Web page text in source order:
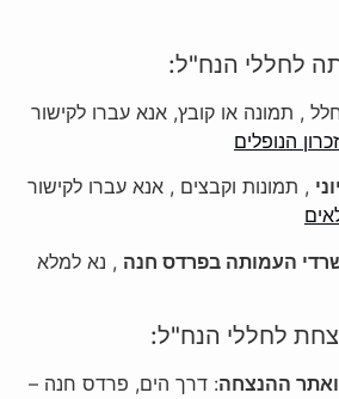
לחללי הנח"ל:
, תמונה או קובץ, אנא עברו לקישור
הנופלים
, תמונות וקבצים , אנא עברו לקישור
העמותה בפרדס חנה , נא למלא
לחללי הנח"ל:
ההנצחה: דרך הים, פרדס חנה –